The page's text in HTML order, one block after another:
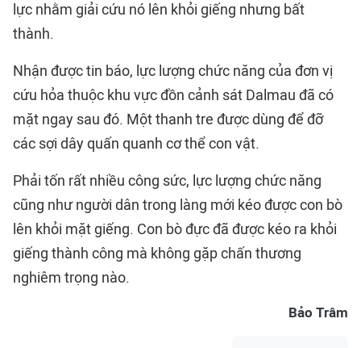
lực nhằm giải cứu nó lên khỏi giếng nhưng bất
thành.
Nhận được tin báo, lực lượng chức năng của đơn vị
cứu hỏa thuộc khu vực đồn cảnh sát Dalmau đã có
mặt ngay sau đó. Một thanh tre được dùng để đỡ
các sợi dây quấn quanh cơ thể con vật.
Phải tốn rất nhiều công sức, lực lượng chức năng
cũng như người dân trong làng mới kéo được con bò
lên khỏi mặt giếng. Con bò đực đã được kéo ra khỏi
giếng thành công mà không gặp chấn thương
nghiêm trọng nào.
Bảo Trâm